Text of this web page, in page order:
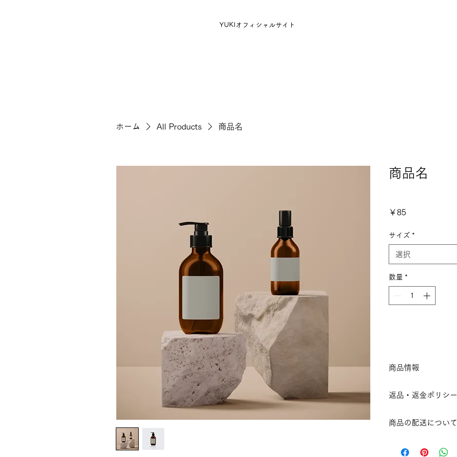
YUKIオフィシャルサイト
ホーム All Products 商品名
商品名
￥85価
サイズ *
選択
数量 *
商品情報
明に加え、商品の特
返品・返金ポリシー
満足しなかった場合
商品の配送について
する情報を入力して